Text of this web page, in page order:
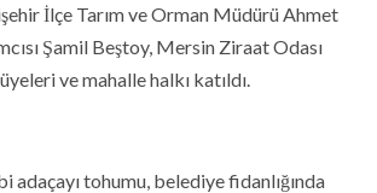
İlçe Tarım ve Orman Müdürü Ahmet
Şamil Beştoy, Mersin Ziraat Odası
ve mahalle halkı katıldı.
tohumu, belediye fidanlığında